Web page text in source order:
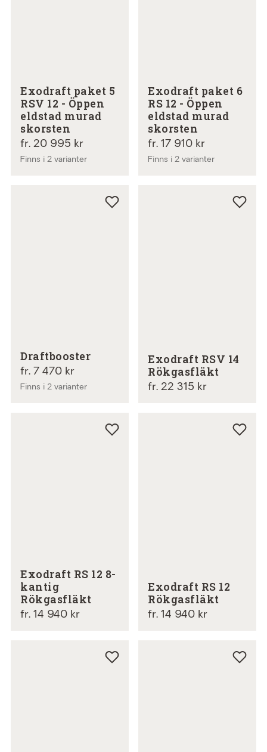
Exodraft paket 5
RSV 12 - Öppen
eldstad murad
skorsten
fr. 20 995 kr
Finns i 2 varianter
Exodraft paket 6
RS 12 - Öppen
eldstad murad
skorsten
fr. 17 910 kr
Finns i 2 varianter
Draftbooster
fr. 7 470 kr
Finns i 2 varianter
Exodraft RSV 14
Rökgasfläkt
fr. 22 315 kr
Exodraft RS 12 8-
kantig
Rökgasfläkt
fr. 14 940 kr
Exodraft RS 12
Rökgasfläkt
fr. 14 940 kr